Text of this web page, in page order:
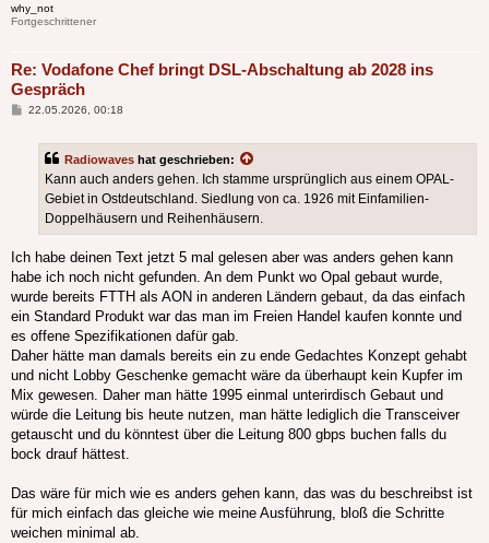
why_not
Fortgeschrittener
Re: Vodafone Chef bringt DSL-Abschaltung ab 2028 ins
Gespräch
Beitrag
22.05.2026, 00:18
Radiowaves hat geschrieben:
Kann auch anders gehen. Ich stamme ursprünglich aus einem OPAL-
Gebiet in Ostdeutschland. Siedlung von ca. 1926 mit Einfamilien-
Doppelhäusern und Reihenhäusern.
Ich habe deinen Text jetzt 5 mal gelesen aber was anders gehen kann
habe ich noch nicht gefunden. An dem Punkt wo Opal gebaut wurde,
wurde bereits FTTH als AON in anderen Ländern gebaut, da das einfach
ein Standard Produkt war das man im Freien Handel kaufen konnte und
es offene Spezifikationen dafür gab.
Daher hätte man damals bereits ein zu ende Gedachtes Konzept gehabt
und nicht Lobby Geschenke gemacht wäre da überhaupt kein Kupfer im
Mix gewesen. Daher man hätte 1995 einmal unterirdisch Gebaut und
würde die Leitung bis heute nutzen, man hätte lediglich die Transceiver
getauscht und du könntest über die Leitung 800 gbps buchen falls du
bock drauf hättest.
Das wäre für mich wie es anders gehen kann, das was du beschreibst ist
für mich einfach das gleiche wie meine Ausführung, bloß die Schritte
weichen minimal ab.